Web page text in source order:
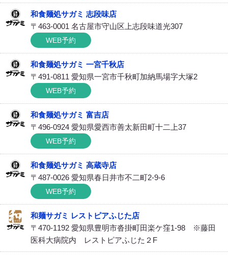
和食麺処サガミ 志段味店
〒463-0001 名古屋市守山区上志段味道光307
WEB予約
和食麺処サガミ 一宮千秋店
〒491-0811 愛知県一宮市千秋町加納馬場字大塚2
WEB予約
和食麺処サガミ 富吉店
〒496-0924 愛知県愛西市善太新田町十二上37
WEB予約
和食麺処サガミ 高蔵寺店
〒487-0026 愛知県春日井市不二町2-9-6
WEB予約
和麺サガミ レストピアふじた店
〒470-1192 愛知県豊明市沓掛町田楽ケ窪1-98 ※藤田
医科大病院内 レストピアふじた２F